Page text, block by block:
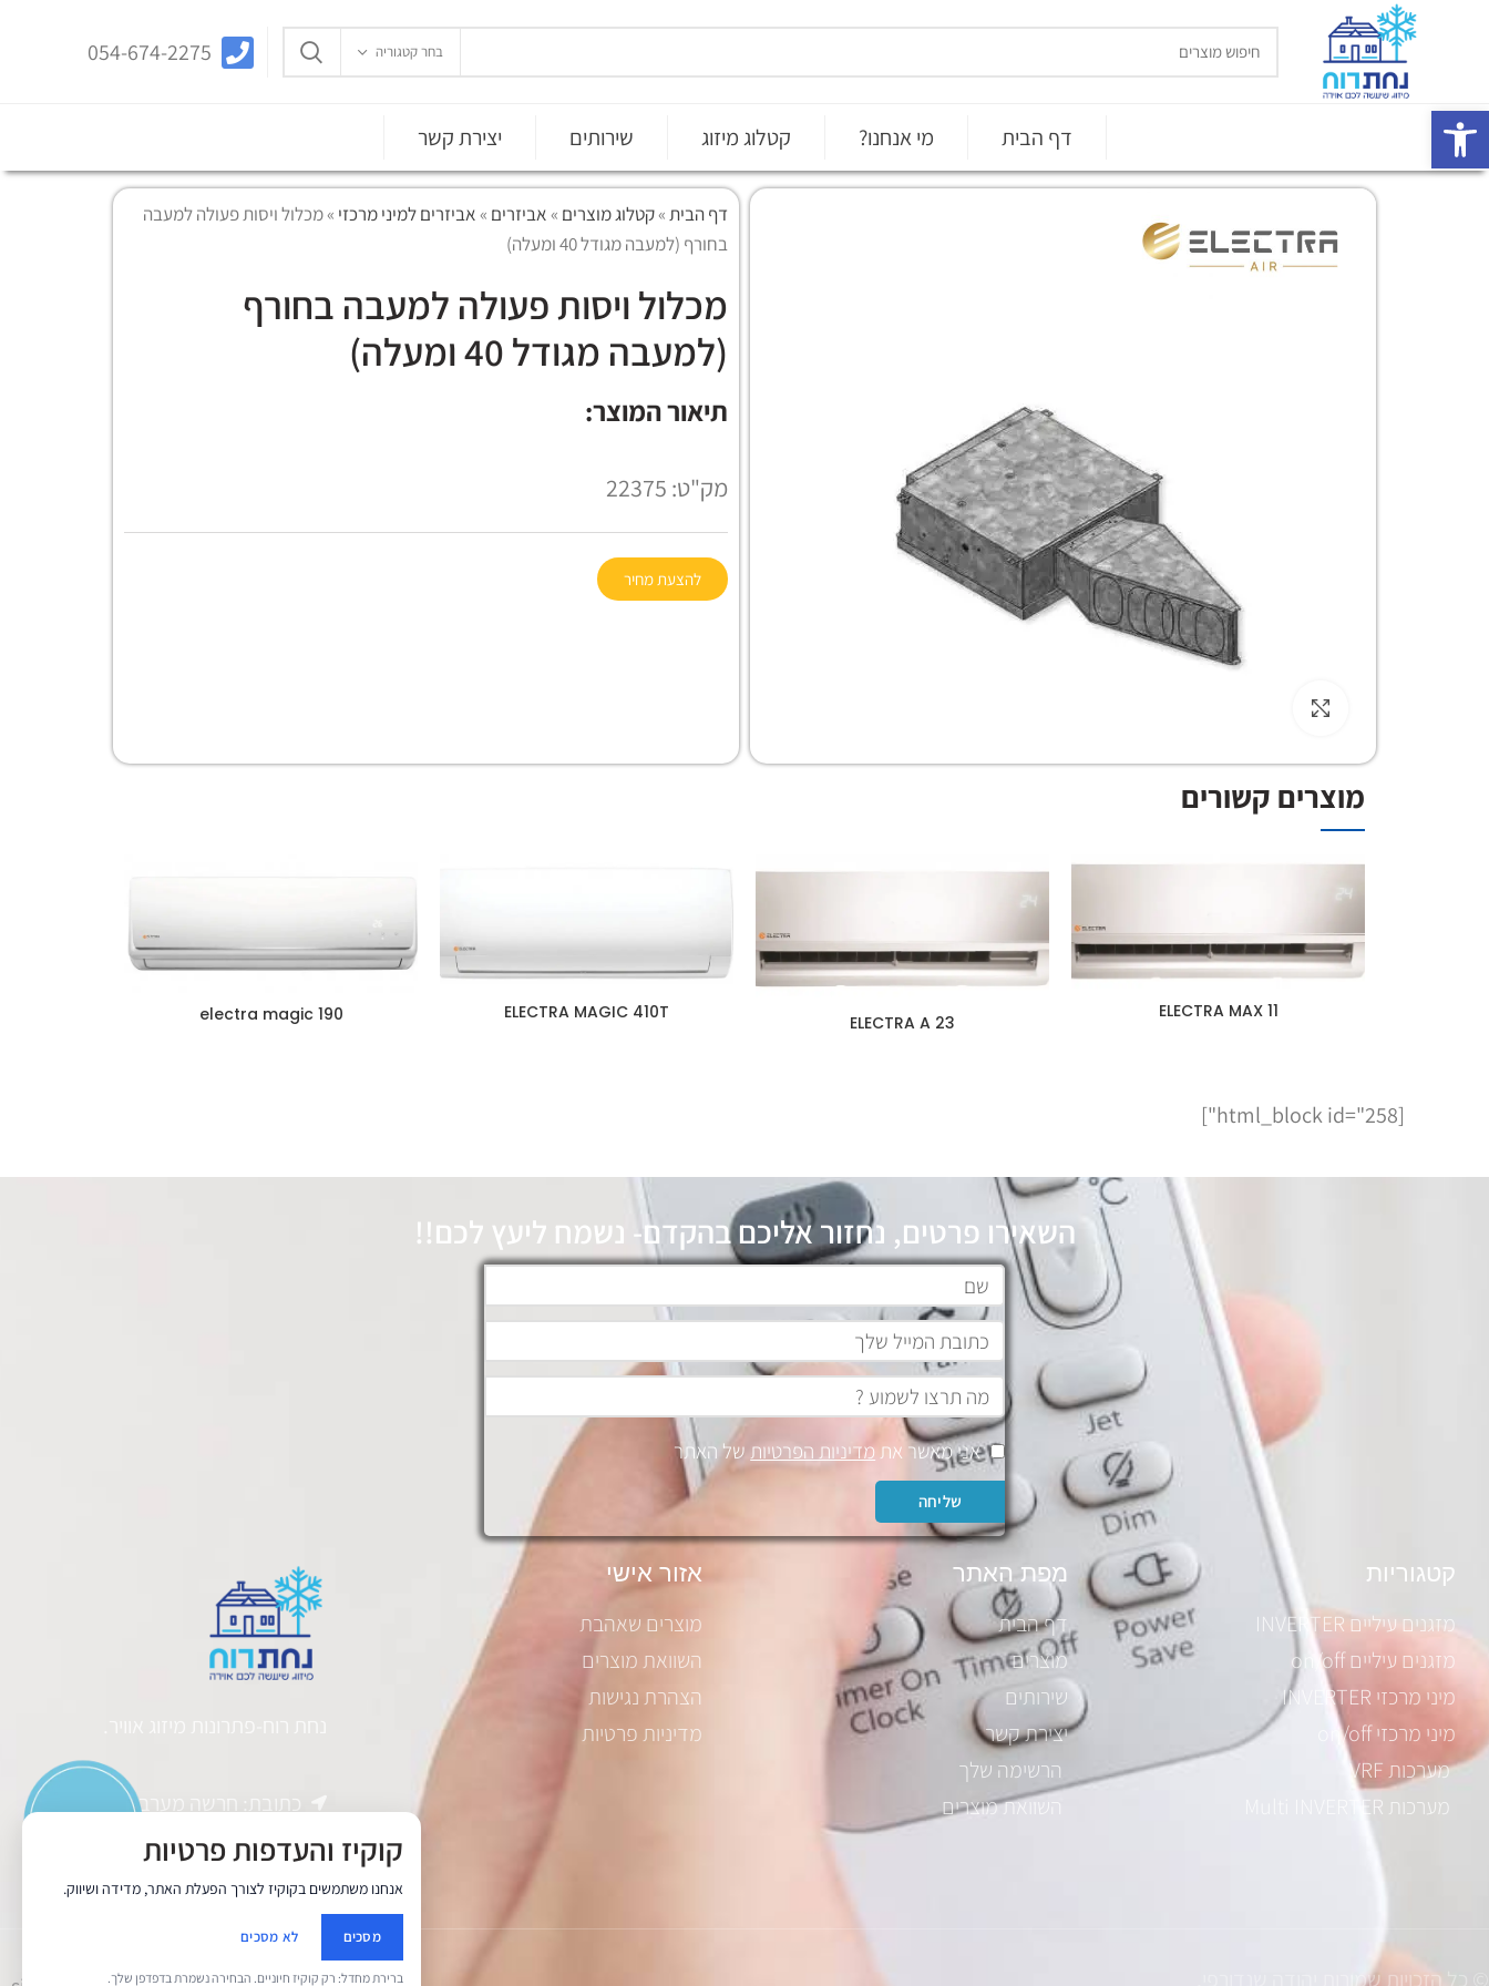
בחר קטגוריה 054-674-2275
דף הבית מי אנחנו? קטלוג מיזוג שירותים יצירת קשר
דף הבית»קטלוג מוצרים »אביזרים »אביזרים למיני מרכזי »מכלול ויסות פעולה למעבה
בחורף (למעבה מגודל 40 ומעלה)
מכלול ויסות פעולה למעבה בחורף
(למעבה מגודל 40 ומעלה)
תיאור המוצר:
מק"ט: 22375
להצעת מחיר
מוצרים קשורים
11 ELECTRA MAX
ELECTRA A 23
ELECTRA MAGIC 410T
electra magic 190
[html_block id="258"]
השאירו פרטים, נחזור אליכם בהקדם- נשמח ליעץ לכם!!
אני מאשר אתמדיניות הפרטיותשל האתר
שליחה
קטגוריות
מזגנים עיליים INVERTER
מזגנים עיליים on/off
מיני מרכזי INVERTER
מיני מרכזי on/off
מערכות VRF
מערכות Multi INVERTER
מפת האתר
דף הבית
מוצרים
שירותים
יצירת קשר
הרשימה שלך
השוואת מוצרים
אזור אישי
מוצרים שאהבת
השוואת מוצרים
הצהרת נגישות
מדיניות פרטיות
כתובת: חרשה מערב בנימין
טלפון: 0546742275
yehuda@nahat-ruah.co.il
© כל הזכויות שמורות יהודה שנדורפי.
קוקיז והעדפות פרטיות
אנחנו משתמשים בקוקיז לצורך הפעלת האתר, מדידה ושיווק.
מסכים לא מסכים
ברירת מחדל: רק קוקיז חיוניים. הבחירה נשמרת בדפדפן שלך.
פתח סרגל נגישות